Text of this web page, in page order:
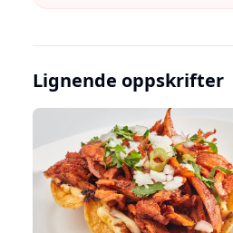
Lignende oppskrifter